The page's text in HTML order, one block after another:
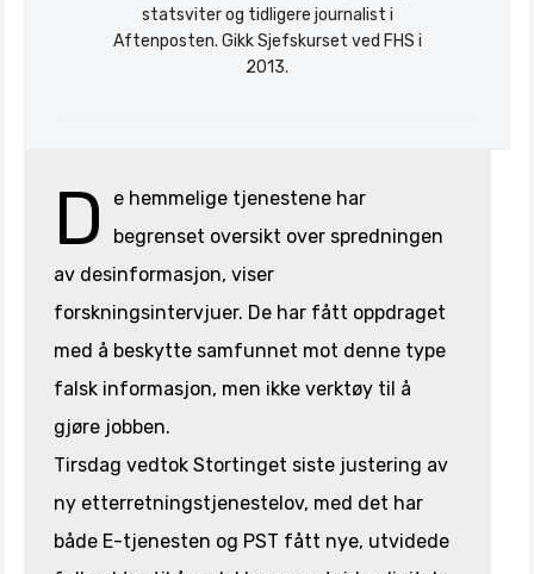
statsviter og tidligere journalist i
Aftenposten. Gikk Sjefskurset ved FHS i
2013.
D
e hemmelige tjenestene har
begrenset oversikt over spredningen
av desinformasjon, viser
forskningsintervjuer. De har fått oppdraget
med å beskytte samfunnet mot denne type
falsk informasjon, men ikke verktøy til å
gjøre jobben.
Tirsdag vedtok Stortinget siste justering av
ny etterretningstjenestelov, med det har
både E-tjenesten og PST fått nye, utvidede